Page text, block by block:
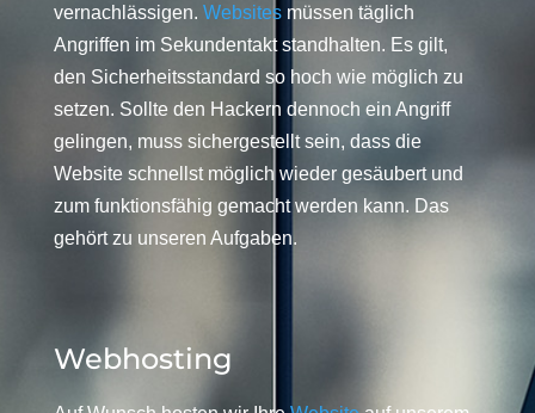
vernachlässigen. Websitesmüssen täglich
Angriffen im Sekundentakt standhalten. Es gilt,
den Sicherheitsstandard so hoch wie möglich zu
setzen. Sollte den Hackern dennoch ein Angriff
gelingen, muss sichergestellt sein, dass die
Website schnellst möglich wieder gesäubert und
zum funktionsfähig gemacht werden kann. Das
gehört zu unseren Aufgaben.
Webhosting